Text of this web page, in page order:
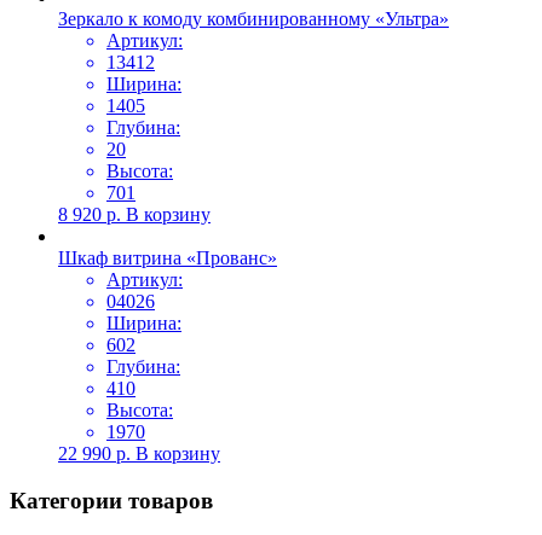
Зеркало к комоду комбинированному «Ультра»
Артикул:
13412
Ширина:
1405
Глубина:
20
Высота:
701
8 920 р. В корзину
Шкаф витрина «Прованс»
Артикул:
04026
Ширина:
602
Глубина:
410
Высота:
1970
22 990 р. В корзину
Категории товаров